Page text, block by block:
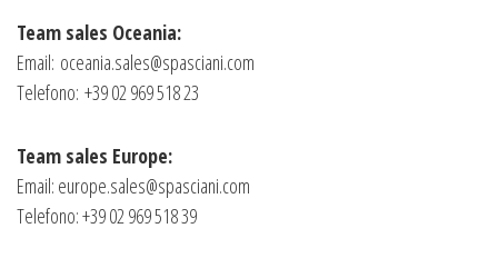
Team sales Oceania:
Email: oceania.sales@spasciani.com
Telefono: +39 02 969 518 23
Team sales Europe:
Email: europe.sales@spasciani.com
Telefono: +39 02 969 518 39